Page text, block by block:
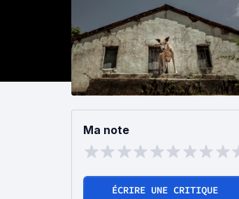
Ma note
ÉCRIRE UNE CRITIQUE